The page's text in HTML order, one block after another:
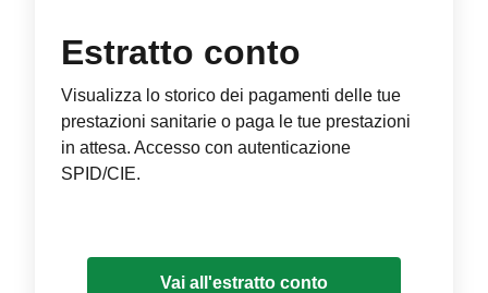
Estratto conto
Visualizza lo storico dei pagamenti delle tue
prestazioni sanitarie o paga le tue prestazioni
in attesa. Accesso con autenticazione
SPID/CIE.
Vai all'estratto conto